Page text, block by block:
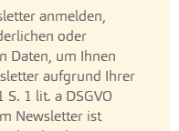
anmelden,
oder
Daten, um Ihnen
aufgrund Ihrer
1 lit. a DSGVO
Newsletter ist